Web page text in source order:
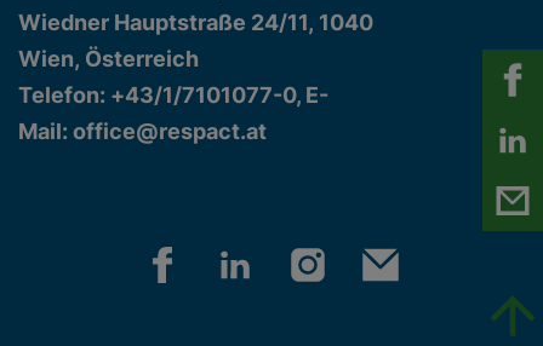
Wiedner Hauptstraße 24/11, 1040
Wien, Österreich
Telefon: +43/1/7101077-0, E-
Mail: office@respact.at